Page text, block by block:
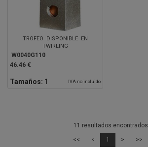
TROFEO DISPONIBLE EN
TWIRLING
W0040G110
46.46 €
Tamaños: 1 IVA no incluido
11 resultados encontrados
<< < 1 > >>